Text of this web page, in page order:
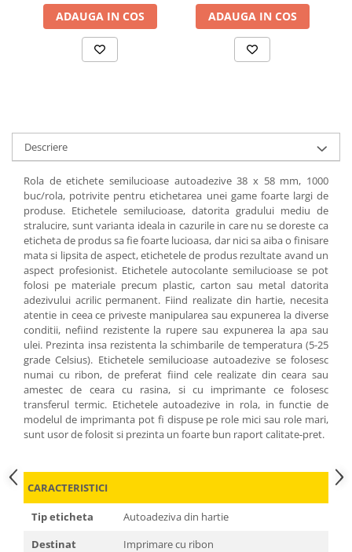
ADAUGA IN COS ADAUGA IN COS
Descriere
Rola de etichete semilucioase autoadezive 38 x 58 mm, 1000
buc/rola, potrivite pentru etichetarea unei game foarte largi de
produse. Etichetele semilucioase, datorita gradului mediu de
stralucire, sunt varianta ideala in cazurile in care nu se doreste ca
eticheta de produs sa fie foarte lucioasa, dar nici sa aiba o finisare
mata si lipsita de aspect, etichetele de produs rezultate avand un
aspect profesionist. Etichetele autocolante semilucioase se pot
folosi pe materiale precum plastic, carton sau metal datorita
adezivului acrilic permanent. Fiind realizate din hartie, necesita
atentie in ceea ce priveste manipularea sau expunerea la diverse
conditii, nefiind rezistente la rupere sau expunerea la apa sau
ulei. Prezinta insa rezistenta la schimbarile de temperatura (5-25
grade Celsius). Etichetele semilucioase autoadezive se folosesc
numai cu ribon, de preferat fiind cele realizate din ceara sau
amestec de ceara cu rasina, si cu imprimante ce folosesc
transferul termic. Etichetele autoadezive in rola, in functie de
modelul de imprimanta pot fi dispuse pe role mici sau role mari,
sunt usor de folosit si prezinta un foarte bun raport calitate-pret.
CARACTERISTICI
Tip eticheta
Autoadeziva din hartie
Destinat
Imprimare cu ribon